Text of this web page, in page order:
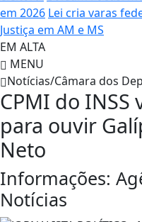
em 2026 Lei cria varas
Justiça em AM e MS
EM ALTA
MENU
Notícias/Câmara dos
CPMI do
para ouvir
Neto
Informações:
Notícias